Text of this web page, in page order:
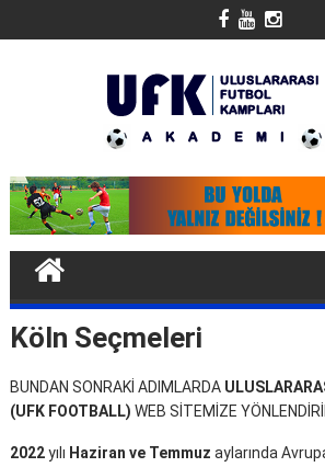
Köln Seçmeleri
BUNDAN SONRAKİ ADIMLARDA
(UFK FOOTBALL) WEB SİTEMİZE
2022yılı Haziran ve Temmuz aylarında